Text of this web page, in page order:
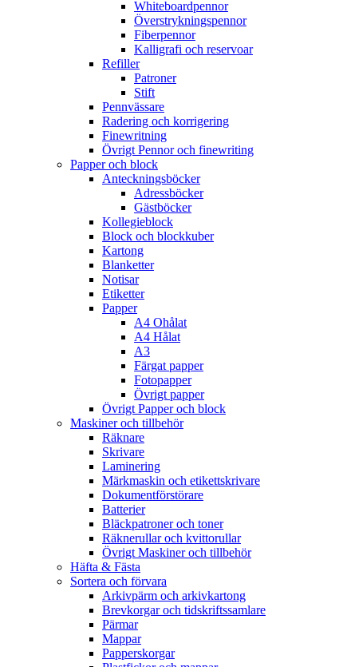
Whiteboardpennor
Överstrykningspennor
Fiberpennor
Kalligrafi och reservoar
Refiller
Patroner
Stift
Pennvässare
Radering och korrigering
Finewritning
Övrigt Pennor och finewriting
Papper och block
Anteckningsböcker
Adressböcker
Gästböcker
Kollegieblock
Block och blockkuber
Kartong
Blanketter
Notisar
Etiketter
Papper
A4 Ohålat
A4 Hålat
A3
Färgat papper
Fotopapper
Övrigt papper
Övrigt Papper och block
Maskiner och tillbehör
Räknare
Skrivare
Laminering
Märkmaskin och etikettskrivare
Dokumentförstörare
Batterier
Bläckpatroner och toner
Räknerullar och kvittorullar
Övrigt Maskiner och tillbehör
Häfta & Fästa
Sortera och förvara
Arkivpärm och arkivkartong
Brevkorgar och tidskriftssamlare
Pärmar
Mappar
Papperskorgar